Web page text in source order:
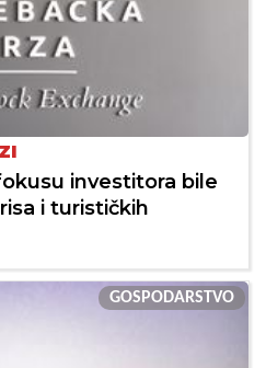
investitora bile
i turističkih
GOSPODARSTVO